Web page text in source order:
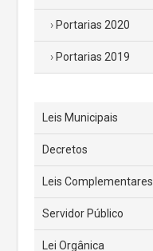
Portarias 2020
Portarias 2019
Leis Municipais
Decretos
Leis Complementares
Servidor Público
Lei Orgânica